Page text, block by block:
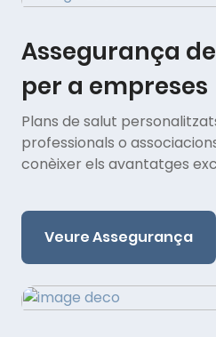
Assegurança
per a empreses
Plans de salut
professionals o
conèixer els avantatges
Veure Assegurança